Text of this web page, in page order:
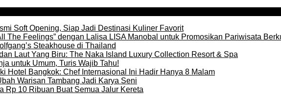
Soft Opening, Siap Jadi Destinasi Kuliner Favorit
The Feelings” dengan Lalisa LISA Manobal untuk Promosikan Pariwisata
Steakhouse di Thailand
Laut Yang Biru: The Naka Island Luxury Collection Resort & Spa
untuk Umum, Turis Wajib Tahu!
Hotel Bangkok: Chef Internasional Ini Hadir Hanya 8 Malam
Warisan Tambang Jadi Karya Seni
Rp 10 Ribuan Buat Semua Jalur Kereta